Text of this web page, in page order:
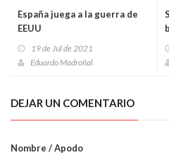
España juega a la guerra de
EEUU
19 de Jul de 2021
Eduardo Madroñal
DEJAR UN COMENTARIO
Nombre / Apodo